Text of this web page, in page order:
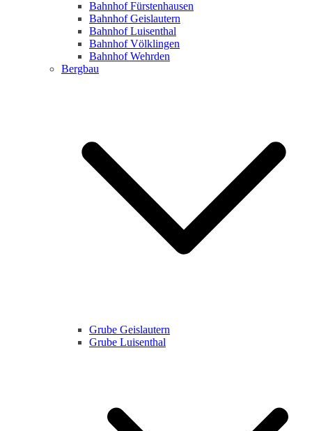
Bahnhof Fürstenhausen
Bahnhof Geislautern
Bahnhof Luisenthal
Bahnhof Völklingen
Bahnhof Wehrden
Bergbau
Grube Geislautern
Grube Luisenthal